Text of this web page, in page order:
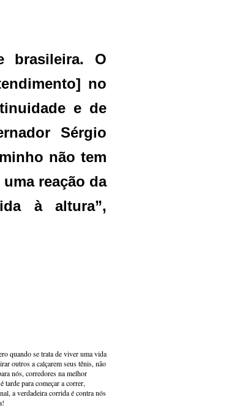
brasileira. O
no
e de
Sérgio
não tem
reação da
à altura”,
quando se trata de viver uma vida
outros a calçarem seus tênis, não
nós, corredores na melhor
tarde para começar a correr,
a verdadeira corrida é contra nós